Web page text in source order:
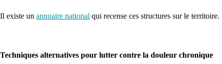
Il existe un annuaire national qui recense ces structures sur le territoire.
Techniques alternatives pour lutter contre la douleur chronique